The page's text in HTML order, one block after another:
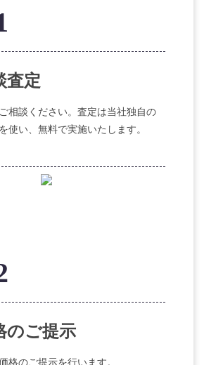
査定
相談ください。査定は当社独自の
使い、無料で実施いたします。
のご提示
格のご提示を行います。